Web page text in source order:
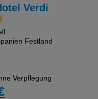
Verdi
Festland
Verpflegung